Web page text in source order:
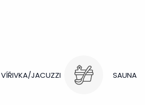
VÍŘIVKA/JACUZZI SAUNA